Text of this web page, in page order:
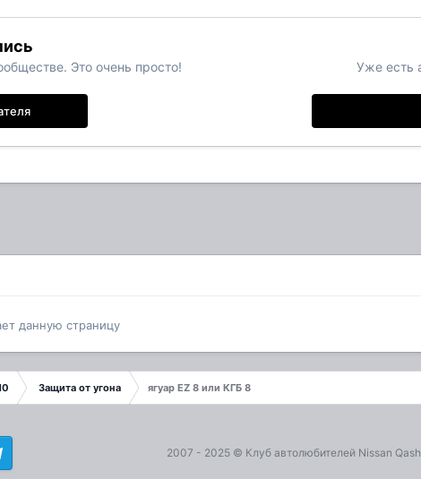
Это очень просто! Уже есть
данную страницу
Защита от угона ягуар EZ 8 или КГБ 8
2007 - 2025 © Клуб автолюбителей Nissan